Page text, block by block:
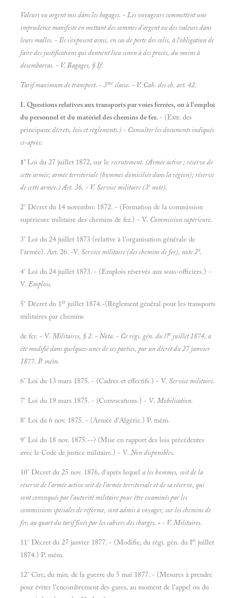
Valeurs ou argent mis dans les bagages. - Les voyageurs commettent une
imprudence manifeste en mettant des sommes d'argent ou des valeurs dans
leurs malles. - Ils s'exposent ainsi, en cas de perte des colis, à l'obligation de
faire des justifications qui donnent lieu sinon à des procès, du moins à
desembarras. - V.Bagages, § If.
Tarif maximum de transport. - 3me classe. - V. Cah. des ch. art. 42.
I. Questions relatives aux transports par voies ferrées, ou à l'emploi
du personnel et du matériel des chemins de fer. - (Extr. des
principaux décrets, lois etrèglements.) - Consulter les documents indiqués
ci-après:
1°Loi du 27 juillet 1872, sur le recrutement. (Armée active ; réserve de
cette armée; armée territoriale (hommes domiciliés dans la région); réserve
de cette armée.) Art. 36. - V. Service militaire (3e note).
2° Décret du 14 novembre 1872. - (Formation de la commission
supérieure militaire des chemins de fer.) - V. Commission supérieure.
3° Loi du 24 juillet 1873 (relative à l'organisation générale de
l'armée). Art. 26. -V. Service militaire (des chemins de fer), note 2*.
4° Loi du 24 juillet 1873. - (Emplois réservés aux sous-officiers.) -
V. Emplois.
5° Décret du 1er juillet 1874.-(Règlement général pour les transports
militaires par chemins
de fer. - V. Militaires, § 2. -Nota. - Ce régi. gén. du l?r juillet 1874, a
été modifié dans quelques-unes de ses parties, par un décret du 27 janvier
1877. P. méin.
6° Loi du 13 mars 1875. - (Cadres et effectifs.) - V. Service militaire.
7° Loi du 19 mars 1875. - (Convocations.) - V. Mobilisation.
8° Loi du 6 nov. 1875. - (Armée d'Algérie.) P. mém.
9° Loi du 18 nov. 1875.--? (Mise en rapport des lois précédentes
avec le Code de justice militaire.) - V. Non disponibles.
10° Décret du 25 nov. 1876, d'après lequel a les hommes, soit de la
réserve de l'armée active soit de l'armée territoriale et de sa réserve, qui
sont convoqués par l'autorité militaire pour être examinés par les
commissions spéciales de réforme, sont admis à voyager, sur les chemins de
fer, au quart du tarif fixés par les cahiers des charges. » - V.Militaires.
11° Décret du 27 janvier 1877. - (Modifie, du régi. gén. du Ie' juillet
1874.) P. mém.
12° Cire, du min. de la guerre du 5 mai 1877. - (Mesures à prendre
pour éviter l'encombrement des gares, au moment de l'appel ou du